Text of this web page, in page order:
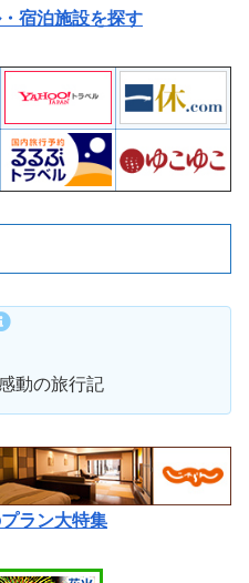
宿泊施設を探す
動の旅行記
ラン大特集